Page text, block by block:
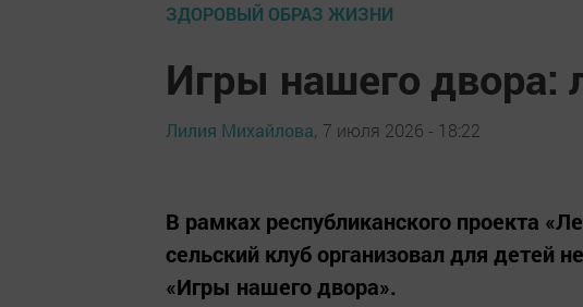
ЗДОРОВЫЙ ОБРАЗ ЖИЗНИ
Игры нашего двора:
Лилия Михайлова, 7 июля 2026 - 18:22
В рамках республиканского проекта
сельский клуб организовал для детей
«Игры нашего двора».